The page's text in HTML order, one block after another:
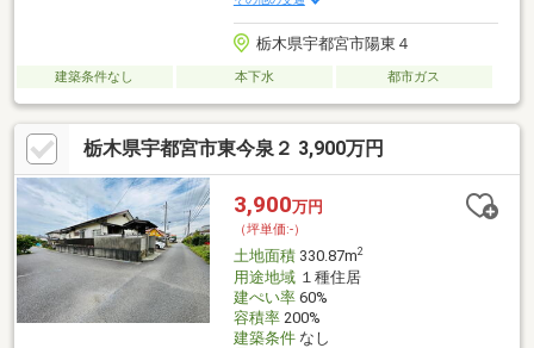
栃木県宇都宮市陽東４
建築条件なし 本下水 都市ガス
栃木県宇都宮市東今泉２ 3,900万円
3,900万円
（坪単価:-）
土地面積330.87m2
用途地域１種住居
建ぺい率60%
容積率200%
建築条件なし